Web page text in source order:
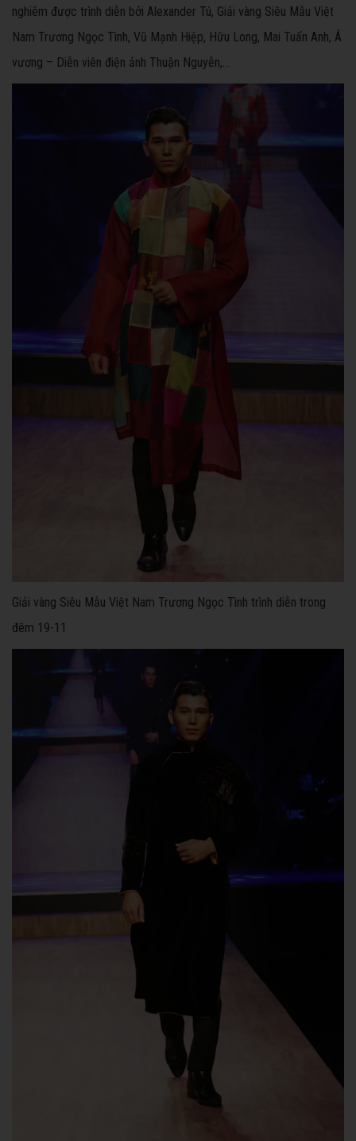
nghiêm được trình diễn bởi Alexander Tú, Giải vàng Siêu Mẫu Việt
Nam Trương Ngọc Tình, Vũ Mạnh Hiệp, Hữu Long, Mai Tuấn Anh, Á
vương – Diễn viên điện ảnh Thuận Nguyễn,…
Giải vàng Siêu Mẫu Việt Nam Trương Ngọc Tình trình diễn trong
đêm 19-11